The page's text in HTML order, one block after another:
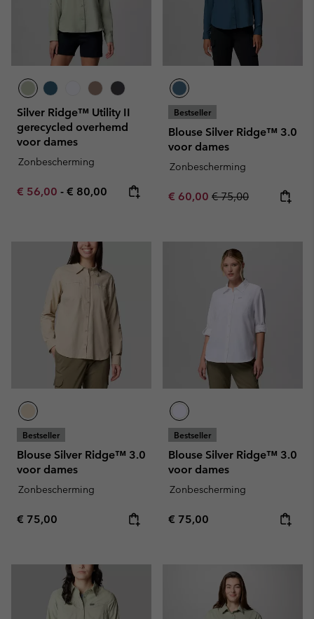
Silver Ridge™ Utility II
gerecycled overhemd
voor dames
Zonbescherming
Minimum sale price:
€ 56,00 - Maximum price:
€ 80,00
Bestseller
Blouse Silver Ridge™ 3.0
voor dames
Zonbescherming
Sale price:
€ 60,00 Regular price:
€ 75,00
Bestseller
Blouse Silver Ridge™ 3.0
voor dames
Zonbescherming
Regular price:
€ 75,00
Bestseller
Blouse Silver Ridge™ 3.0
voor dames
Zonbescherming
Regular price:
€ 75,00